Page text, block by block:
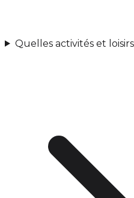
Quelles activités et